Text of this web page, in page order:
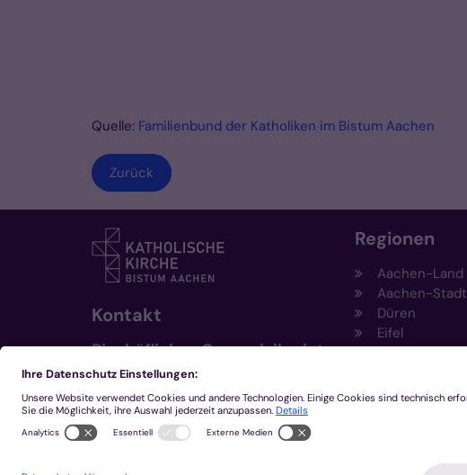
Quelle: Familienbund der Katholiken im Bistum Aachen
Zurück
Kontakt
Bischöfliches Generalvikariat
Aachen
+49 241 452-0
kommunikation@bistum-
aachen.de
Regionen
Aachen-Land
Aachen-Stadt
Düren
Eifel
Heinsberg
Krefeld